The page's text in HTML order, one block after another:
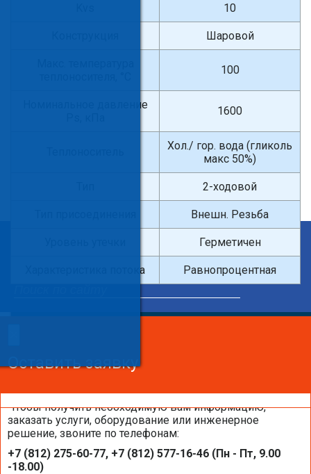
10
Шаровой
100
Номинальное давление
1600
Хол./ гор. вода (гликоль
макс 50%)
2-ходовой
Внешн. Резьба
Герметичен
Характеристика потока Равнопроцентная
Оставить заявку
Оставить заявку
Чтобы получить необходимую вам информацию,
заказать услуги, оборудование или инженерное
решение, звоните по телефонам:
+7 (812) 275-60-77, +7 (812) 577-16-46 (Пн - Пт, 9.00
-18.00)
Оставить заявку
Каталоги и брошюры BELIMO